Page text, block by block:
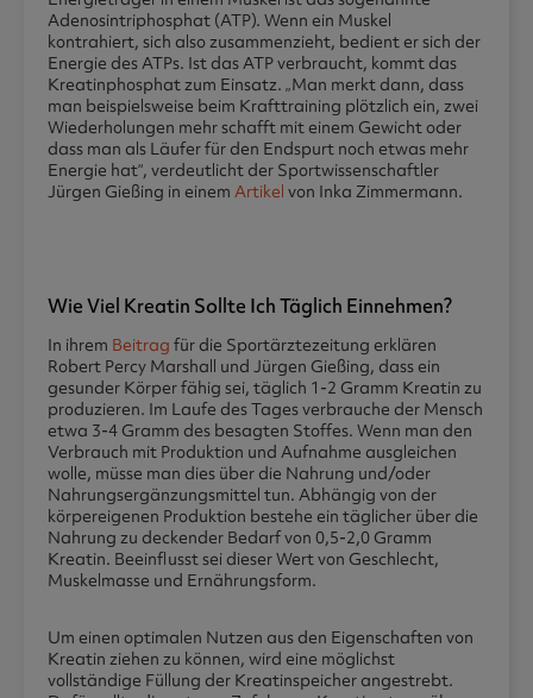
Adenosintriphosphat (ATP). Wenn ein Muskel
kontrahiert, sich also zusammenzieht, bedient er sich der
Energie des ATPs. Ist das ATP verbraucht, kommt das
Kreatinphosphat zum Einsatz. „Man merkt dann, dass
man beispielsweise beim Krafttraining plötzlich ein, zwei
Wiederholungen mehr schafft mit einem Gewicht oder
dass man als Läufer für den Endspurt noch etwas mehr
Energie hat“, verdeutlicht der Sportwissenschaftler
Jürgen Gießing in einem Artikel von Inka Zimmermann.
Wie Viel Kreatin Sollte Ich Täglich Einnehmen?
In ihrem Beitrag für die Sportärztezeitung erklären
Robert Percy Marshall und Jürgen Gießing, dass ein
gesunder Körper fähig sei, täglich 1-2 Gramm Kreatin zu
produzieren. Im Laufe des Tages verbrauche der Mensch
etwa 3-4 Gramm des besagten Stoffes. Wenn man den
Verbrauch mit Produktion und Aufnahme ausgleichen
wolle, müsse man dies über die Nahrung und/oder
Nahrungsergänzungsmittel tun. Abhängig von der
körpereigenen Produktion bestehe ein täglicher über die
Nahrung zu deckender Bedarf von 0,5-2,0 Gramm
Kreatin. Beeinflusst sei dieser Wert von Geschlecht,
Muskelmasse und Ernährungsform.
Um einen optimalen Nutzen aus den Eigenschaften von
Kreatin ziehen zu können, wird eine möglichst
vollständige Füllung der Kreatinspeicher angestrebt.